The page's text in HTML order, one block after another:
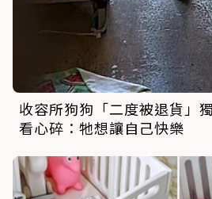
收容所狗狗「二度被退貨」
看心碎：牠想讓自己快樂